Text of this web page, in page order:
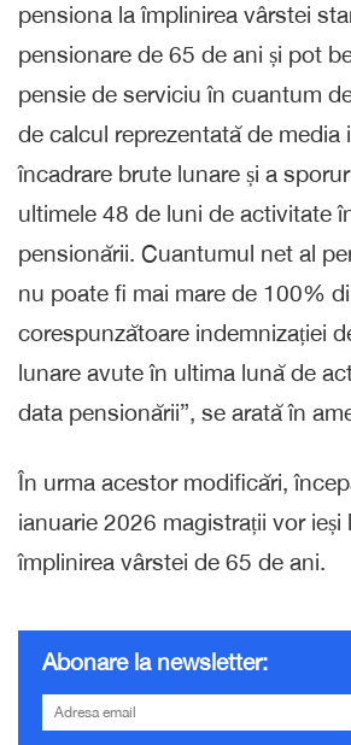
pensiona la împlinirea vârstei
pensionare de 65 de ani și pot
pensie de serviciu în cuantum
de calcul reprezentată de media
încadrare brute lunare și a
ultimele 48 de luni de activitate
pensionării. Cuantumul net al
nu poate fi mai mare de 100%
corespunzătoare indemnizației
lunare avute în ultima lună de
data pensionării”, se arată în
În urma acestor modificări,
ianuarie 2026 magistrații vor ieși
împlinirea vârstei de 65 de ani.
Abonare la newsletter: